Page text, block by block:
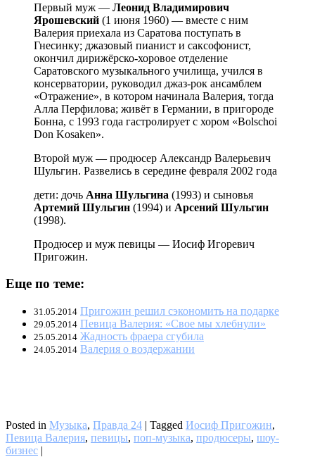
Первый муж — Леонид Владимирович
Ярошевский (1 июня 1960) — вместе с ним
Валерия приехала из Саратова поступать в
Гнесинку; джазовый пианист и саксофонист,
окончил дирижёрско-хоровое отделение
Саратовского музыкального училища, учился в
консерватории, руководил джаз-рок ансамблем
«Отражение», в котором начинала Валерия, тогда
Алла Перфилова; живёт в Германии, в пригороде
Бонна, с 1993 года гастролирует с хором «Bolschoi
Don Kosaken».
Второй муж — продюсер Александр Валерьевич
Шульгин. Развелись в середине февраля 2002 года
дети: дочь Анна Шульгина (1993) и сыновья
Артемий Шульгин (1994) и Арсений Шульгин
(1998).
Продюсер и муж певицы — Иосиф Игоревич
Пригожин.
Еще по теме:
31.05.2014 Пригожин решил сэкономить на подарке
29.05.2014 Певица Валерия: «Свое мы хлебнули»
25.05.2014 Жадность фраера сгубила
24.05.2014 Валерия о воздержании
Posted in Музыка, Правда 24 | Tagged Иосиф Пригожин,
Певица Валерия, певицы, поп-музыка, продюсеры, шоу-
бизнес |